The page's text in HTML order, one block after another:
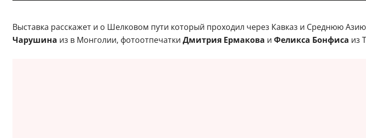
Выставка расскажет и о Шелковом пути который проходил через Кавказ и Среднюю
Чарушина из в Монголии, фотоотпечатки Дмитрия Ермакова и Феликса Бонфиса из